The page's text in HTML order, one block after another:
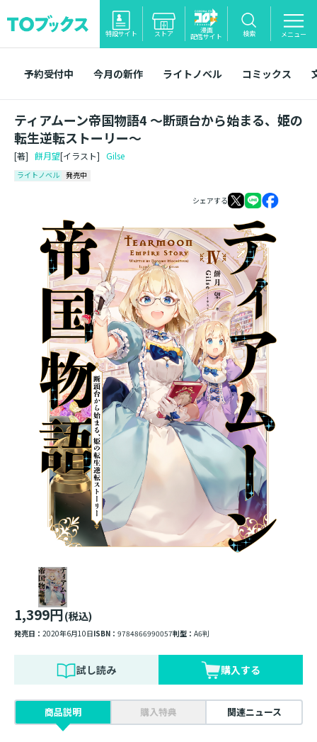
特設サイト ストア 漫画
配信サイト 検索 メニュー
予約受付中 今月の新作 ライトノベル コミックス
ティアムーン帝国物語4 ～断頭台から始まる、姫の
転生逆転ストーリー～
[著] 餅月望[イラスト] Gilse
ライトノベル 発売中
シェアする
1,399円(税込)
発売日： 2020年6月10日ISBN： 9784866990057判型： A6判
試し読み 購入する
商品説明 購入特典 関連ニュース